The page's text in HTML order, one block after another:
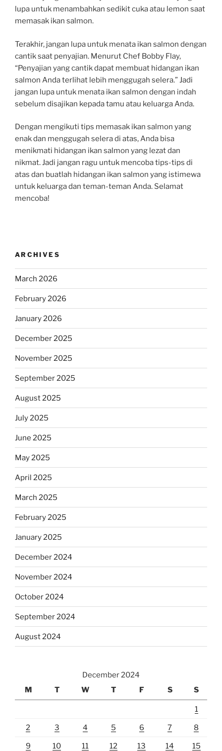
lupa untuk menambahkan sedikit cuka atau lemon saat
memasak ikan salmon.
Terakhir, jangan lupa untuk menata ikan salmon dengan
cantik saat penyajian. Menurut Chef Bobby Flay,
“Penyajian yang cantik dapat membuat hidangan ikan
salmon Anda terlihat lebih menggugah selera.” Jadi
jangan lupa untuk menata ikan salmon dengan indah
sebelum disajikan kepada tamu atau keluarga Anda.
Dengan mengikuti tips memasak ikan salmon yang
enak dan menggugah selera di atas, Anda bisa
menikmati hidangan ikan salmon yang lezat dan
nikmat. Jadi jangan ragu untuk mencoba tips-tips di
atas dan buatlah hidangan ikan salmon yang istimewa
untuk keluarga dan teman-teman Anda. Selamat
mencoba!
ARCHIVES
March 2026
February 2026
January 2026
December 2025
November 2025
September 2025
August 2025
July 2025
June 2025
May 2025
April 2025
March 2025
February 2025
January 2025
December 2024
November 2024
October 2024
September 2024
August 2024
December 2024
M
T W T F S S
1
2 3 4 5 6 7 8
9 10 11 12 13 14 15